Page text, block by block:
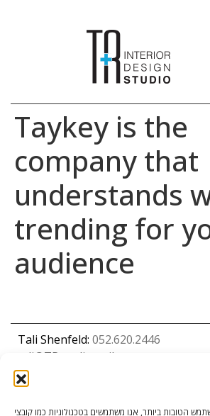
הטובות ביותר, אנו משתמשים בטכנולוגיות כמו קובצי
Taykey is the
company that
understands
trending for
audience
Tali Shenfeld: 052.620.2446
tali@TRstudio.co.il